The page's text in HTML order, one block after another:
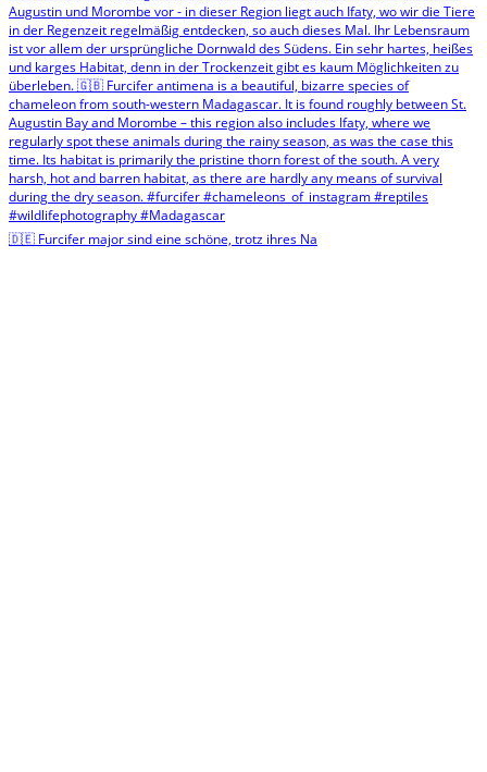
🇩🇪 Furcifer major sind eine schöne, trotz ihres Na